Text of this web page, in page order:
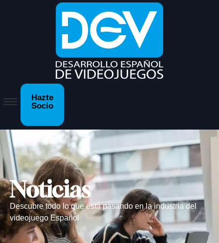
Hazte
Socio
Noticias
Descubre todo lo que está pasando en la industria del
videojuego Español